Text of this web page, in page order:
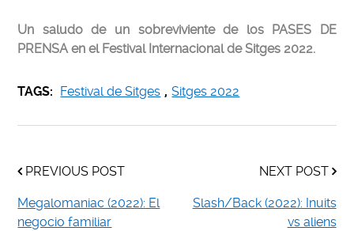
Un saludo de un sobreviviente de los PASES DE
PRENSA en el Festival Internacional de Sitges 2022.
TAGS: Festival de Sitges , Sitges 2022
PREVIOUS POST
Megalomaniac (2022): El
negocio familiar
NEXT POST
Slash/Back (2022): Inuits
vs aliens